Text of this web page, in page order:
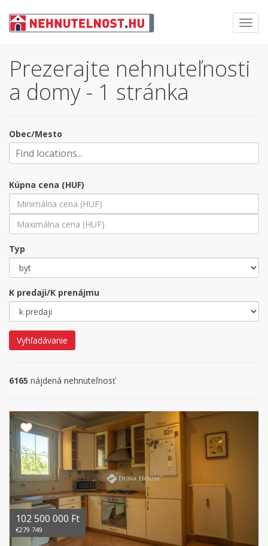
Prezerajte nehnuteľnosti
a domy - 1 stránka
Obec/Mesto
Kúpna cena (HUF)
Typ
K predaji/K prenájmu
Vyhľadávanie
6165 nájdená nehnuteľnosť
102 500 000 Ft
€279 749